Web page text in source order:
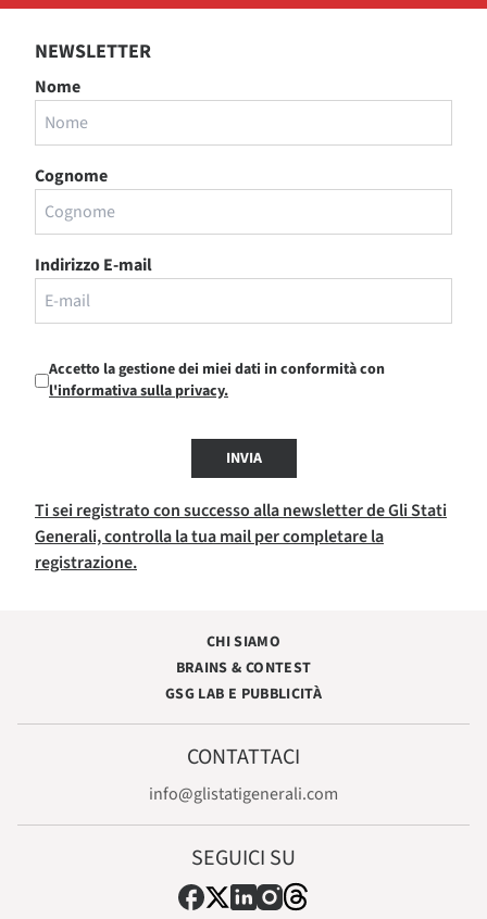
NEWSLETTER
Nome
Cognome
Indirizzo E-mail
Accetto la gestione dei miei dati in conformità con
l'informativa sulla privacy.
INVIA
Ti sei registrato con successo alla newsletter de Gli Stati
Generali, controlla la tua mail per completare la
registrazione.
CHI SIAMO
BRAINS & CONTEST
GSG LAB E PUBBLICITÀ
CONTATTACI
info@glistatigenerali.com
SEGUICI SU